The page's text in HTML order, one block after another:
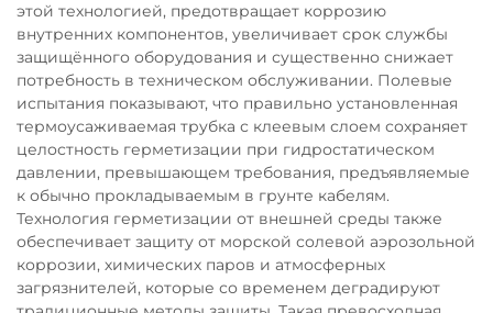
этой технологией, предотвращает коррозию
внутренних компонентов, увеличивает срок службы
защищённого оборудования и существенно снижает
потребность в техническом обслуживании. Полевые
испытания показывают, что правильно установленная
термоусаживаемая трубка с клеевым слоем сохраняет
целостность герметизации при гидростатическом
давлении, превышающем требования, предъявляемые
к обычно прокладываемым в грунте кабелям.
Технология герметизации от внешней среды также
обеспечивает защиту от морской солевой аэрозольной
коррозии, химических паров и атмосферных
загрязнителей, которые со временем деградируют